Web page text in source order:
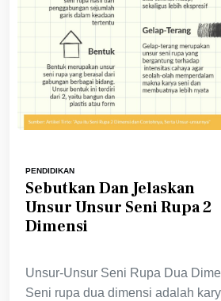
PENDIDIKAN
Sebutkan Dan Jelaskan
Unsur Unsur Seni Rupa 2
Dimensi
Unsur-Unsur Seni Rupa Dua
Seni rupa dua dimensi adalah